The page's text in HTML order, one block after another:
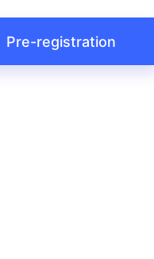
Pre-registration